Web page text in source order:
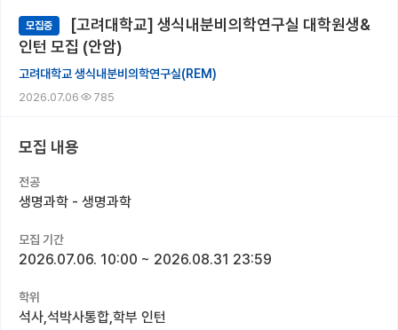
대학원생 모집 홈
기관별 모집 정보
연구실별 모집 정보
전공별 모집 정보
국내대학원 정보
연구실&오픈랩
커리어
모집중
[고려대학교] 생식내분비의학연구실 대학원생&
인턴 모집 (안암)
고려대학교 생식내분비의학연구실(REM)
2026.07.06 785
모집 내용
전공
생명과학 - 생명과학
모집 기간
2026.07.06. 10:00 ~ 2026.08.31 23:59
학위
석사,석박사통합,학부 인턴